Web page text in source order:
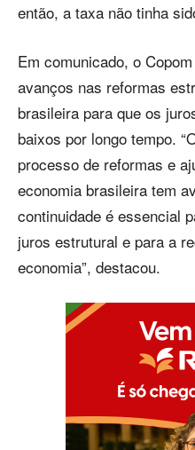
então, a taxa não tinha
Em comunicado, o
avanços nas reformas
brasileira para que os
baixos por longo tempo.
processo de reformas e
economia brasileira tem
continuidade é essencial
juros estrutural e para a
economia”, destacou.